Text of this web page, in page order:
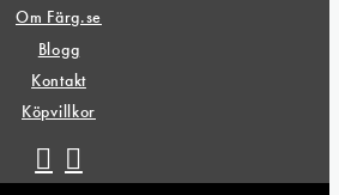
Om Färg.se
Blogg
Kontakt
Köpvillkor